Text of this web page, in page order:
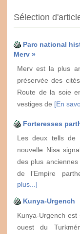
Sélection
Parc national
Merv »
Merv est la plus
préservée des
Route de la soie
vestiges de [En
Forteresses
Les deux tells de
nouvelle Nisa
des plus
de l’Empire
plus...]
Kunya-Urgench
Kunya-Urgench
ouest du